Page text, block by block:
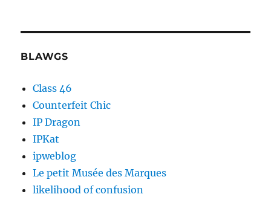
BLAWGS
Class 46
Counterfeit Chic
IP Dragon
IPKat
ipweblog
Le petit Musée des Marques
likelihood of confusion